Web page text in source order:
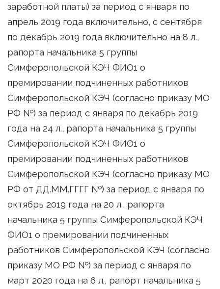
заработной платы) за период с января по
апрель 2019 года включительно, с сентября
по декабрь 2019 года включительно на 8 л.,
рапорта начальника 5 группы
Симферопольской КЭЧ ФИО1 о
премировании подчиненных работников
Симферопольской КЭЧ (согласно приказу МО
РФ №) за период с января по декабрь 2019
года на 24 л., рапорта начальника 5 группы
Симферопольской КЭЧ ФИО1 о
премировании подчиненных работников
Симферопольской КЭЧ (согласно приказу МО
РФ от ДД.ММ.ГГГГ №) за период с января по
октябрь 2019 года на 20 л., рапорта
начальника 5 группы Симферопольской КЭЧ
ФИО1 о премировании подчиненных
работников Симферопольской КЭЧ (согласно
приказу МО РФ №) за период с января по
март 2020 года на 6 л., рапорт начальника 5